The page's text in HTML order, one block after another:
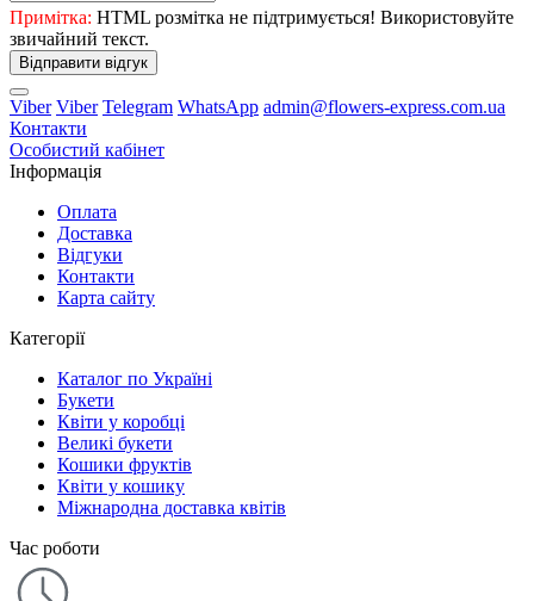
Примітка: HTML розмітка не підтримується! Використовуйте
звичайний текст.
Відправити відгук
Viber Viber Telegram WhatsApp admin@flowers-express.com.ua
Контакти
Особистий кабінет
Інформація
Оплата
Доставка
Відгуки
Контакти
Карта сайту
Категорії
Каталог по Україні
Букети
Квіти у коробці
Великі букети
Кошики фруктів
Квіти у кошику
Міжнародна доставка квітів
Час роботи